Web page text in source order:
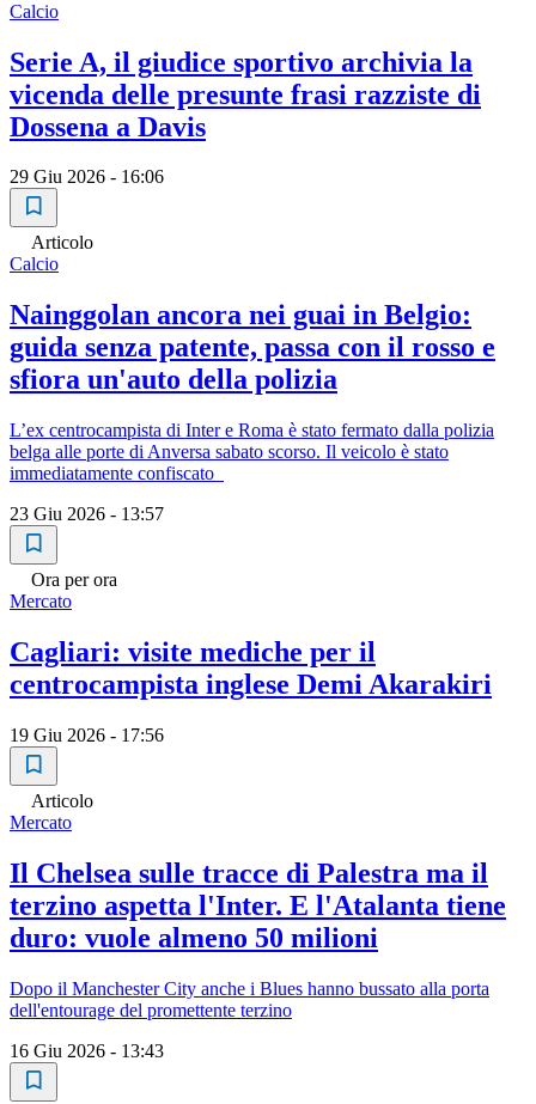
Calcio
Serie A, il giudice sportivo archivia la
vicenda delle presunte frasi razziste di
Dossena a Davis
29 Giu 2026 - 16:06
Articolo
Calcio
Nainggolan ancora nei guai in Belgio:
guida senza patente, passa con il rosso e
sfiora un'auto della polizia
L’ex centrocampista di Inter e Roma è stato fermato dalla polizia
belga alle porte di Anversa sabato scorso. Il veicolo è stato
immediatamente confiscato
23 Giu 2026 - 13:57
Ora per ora
Mercato
Cagliari: visite mediche per il
centrocampista inglese Demi Akarakiri
19 Giu 2026 - 17:56
Articolo
Mercato
Il Chelsea sulle tracce di Palestra ma il
terzino aspetta l'Inter. E l'Atalanta tiene
duro: vuole almeno 50 milioni
Dopo il Manchester City anche i Blues hanno bussato alla porta
dell'entourage del promettente terzino
16 Giu 2026 - 13:43